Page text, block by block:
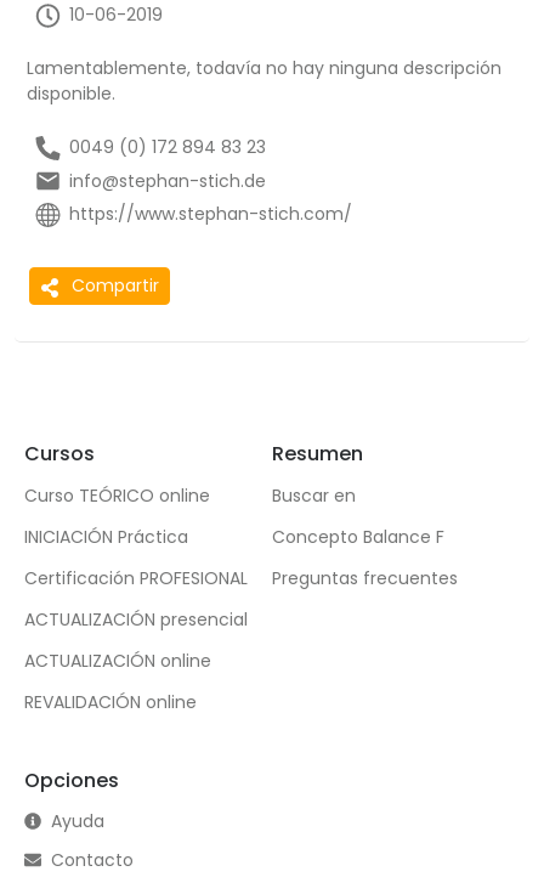
10-06-2019
Lamentablemente, todavía no hay ninguna descripción
disponible.
0049 (0) 172 894 83 23
info@stephan-stich.de
https://www.stephan-stich.com/
Compartir
Cursos
Curso TEÓRICO online
INICIACIÓN Práctica
Certificación PROFESIONAL
ACTUALIZACIÓN presencial
ACTUALIZACIÓN online
REVALIDACIÓN online
Resumen
Buscar en
Concepto Balance F
Preguntas frecuentes
Opciones
Ayuda
Contacto